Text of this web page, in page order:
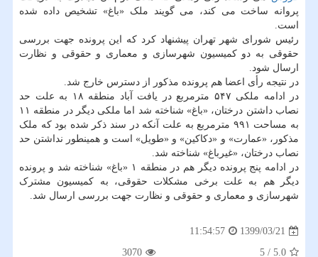
پروانه ساخت می کند، می گویند ملک «باغ» تشخیص داده شده
است.
رئیس شورای شهر تهران پیشنهاد کرد که این پرونده جهت بررسی
حقوقی به دو کمیسیون شهرسازی و معماری و حقوقی و نظارت
ارسال شود.
در نتیجه رأی اعضا هم پرونده مذکور از دسترس خارج شد.
در ادامه ملکی ۵۴۷ مترمربع در یافت آباد منطقه ۱۸ به علت حد
نصاب داشتن درختان، «باغ» شناخته شد اما ملکی دیگر در منطقه ۱۱
به مساحت ۹۹۱ مترمربع به علت آنکه در سند ذکر شده بود که ملک
مذکور، «عمارت» و «دکاکین» و «طویل» است و همینطور نداشتن حد
نصاب درختان، «غیرباغ» شناخته شد.
در ادامه پنج پرونده دیگر هم در منطقه ۱ «باغ» شناخته شد و پرونده
دیگر هم به علت برخی مشکلات حقوقی، به کمیسیون مشترک
شهرسازی و معماری و حقوقی و نظارت جهت بررسی ارسال شد.
1399/03/21
11:54:57
5.0
/
5
3070